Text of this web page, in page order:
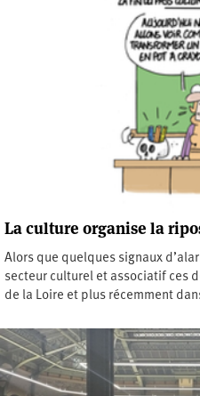
La culture organise la
Alors que quelques signaux
secteur culturel et associatif ces
de la Loire et plus récemment